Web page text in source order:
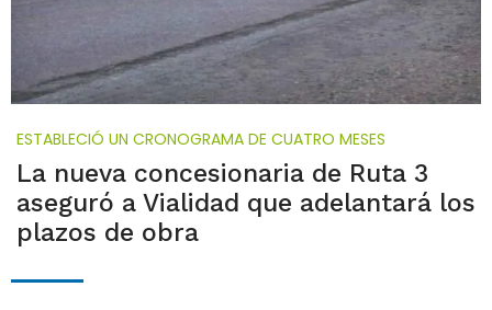
ESTABLECIÓ UN CRONOGRAMA DE CUATRO MESES
La nueva concesionaria de Ruta 3
aseguró a Vialidad que adelantará los
plazos de obra